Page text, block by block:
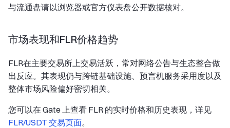
与流通盘请以浏览器或官方仪表盘公开数据核对。
市场表现和FLR价格趋势
FLR在主要交易所上交易活跃，常对网络公告与生态整合做
出反应。其表现仍与跨链基础设施、预言机服务采用度以及
整体市场风险偏好密切相关。
您可以在 Gate 上查看 FLR 的实时价格和历史表现，详见
FLR/USDT 交易页面。